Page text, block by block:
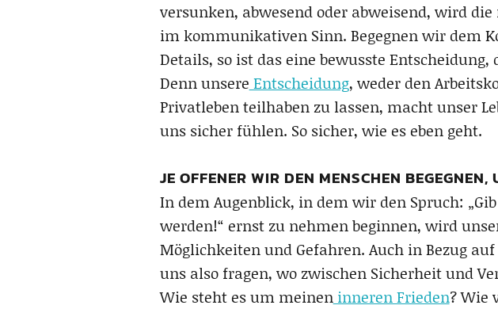
versunken, abwesend oder abweisend, wird
im kommunikativen Sinn. Begegnen wir dem
Details, so ist das eine bewusste
Denn unsere Entscheidung, weder den
Privatleben teilhaben zu lassen, macht unser
uns sicher fühlen. So sicher, wie es eben geht.
JE OFFENER WIR DEN MENSCHEN
In dem Augenblick, in dem wir den Spruch:
werden!“ ernst zu nehmen beginnen, wird
Möglichkeiten und Gefahren. Auch in Bezug
uns also fragen, wo zwischen Sicherheit und
Wie steht es um meineninneren Frieden? Wie